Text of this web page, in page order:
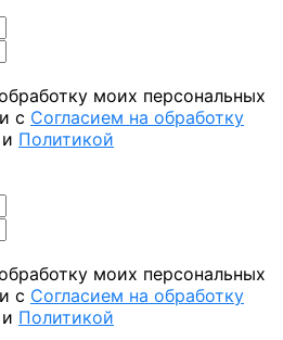
моих персональных
с Согласием на обработку
и Политикой
моих персональных
с Согласием на обработку
и Политикой